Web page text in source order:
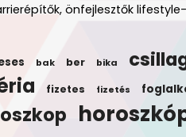
önfejlesztők
bak ber bika
fizetes fizetés